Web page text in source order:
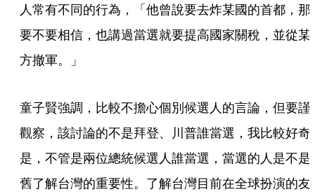
人常有不同的行為，「他曾說要去炸某國的首都，那
要不要相信，也講過當選就要提高國家關稅，並從某
方撤軍。」
童子賢強調，比較不擔心個別候選人的言論，但要謹
觀察，該討論的不是拜登、川普誰當選，我比較好奇
是，不管是兩位總統候選人誰當選，當選的人是不是
舊了解台灣的重要性。了解台灣目前在全球扮演的友